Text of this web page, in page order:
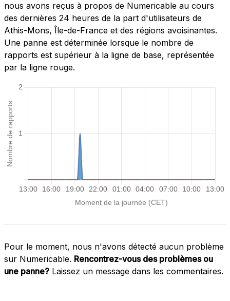
nous avons reçus à propos de Numericable au cours
des dernières 24 heures de la part d'utilisateurs de
Athis-Mons, Île-de-France et des régions avoisinantes.
Une panne est déterminée lorsque le nombre de
rapports est supérieur à la ligne de base, représentée
par la ligne rouge.
Pour le moment, nous n'avons détecté aucun problème
sur Numericable. Rencontrez-vous des problèmes ou
une panne? Laissez un message dans les commentaires.